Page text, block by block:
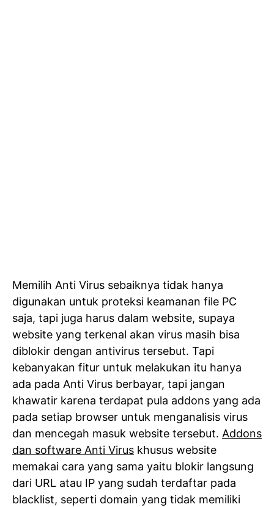
Memilih Anti Virus sebaiknya tidak hanya
digunakan untuk proteksi keamanan file PC
saja, tapi juga harus dalam website, supaya
website yang terkenal akan virus masih bisa
diblokir dengan antivirus tersebut. Tapi
kebanyakan fitur untuk melakukan itu hanya
ada pada Anti Virus berbayar, tapi jangan
khawatir karena terdapat pula addons yang ada
pada setiap browser untuk menganalisis virus
dan mencegah masuk website tersebut. Addons
dan software Anti Virus khusus website
memakai cara yang sama yaitu blokir langsung
dari URL atau IP yang sudah terdaftar pada
blacklist, seperti domain yang tidak memiliki